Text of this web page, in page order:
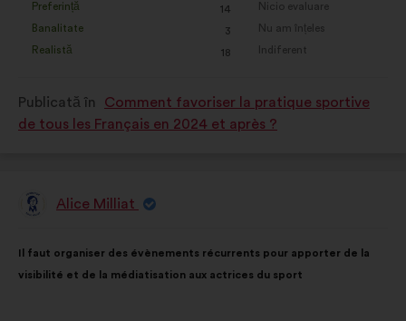
clasificarea:
Preferință
: 14
ori
Banalitate
: 3
ori
Realistă
: 18
ori
clasificarea:
Nicio evaluare
:ori
Nu am înțeles
:ori
Indiferent
:ori
Publicată în
Comment favoriser la pratique sportive
de tous les Français en 2024 et après ?
PropunereAlice Milliat
propunerii:
Il faut organiser des évènements récurrents pour apporter de la
visibilité et de la médiatisation aux actrices du sport
următoarea
distribuire: